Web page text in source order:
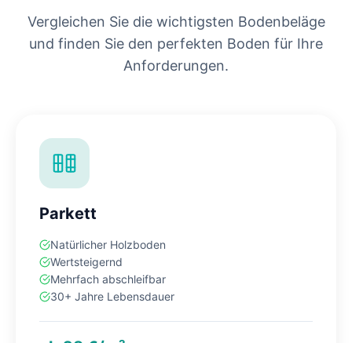
Vergleichen Sie die wichtigsten Bodenbeläge
und finden Sie den perfekten Boden für Ihre
Anforderungen.
Parkett
Natürlicher Holzboden
Wertsteigernd
Mehrfach abschleifbar
30+ Jahre Lebensdauer